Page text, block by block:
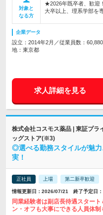
対象と
なる方
★2026年既卒者、歓迎
大卒以上、理系学部を
企業データ
設立：2014年2月／従業員数：
地：東京都
求人詳細を見る
株式会社コスモス薬品 | 東証プラ
ッグストア(※3)
◎選べる勤務スタイルが魅
実！
正社員 上場 第二新卒歓迎
情報更新日：2026/07/21 終了予定日
同業経験者は副店長待遇スター
ン・オフも大事にできる人員体制